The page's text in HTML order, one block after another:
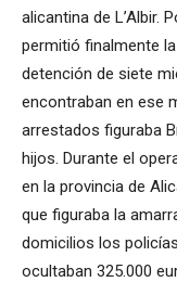
alicantina de L’Albir.
permitió finalmente
detención de siete
encontraban en ese
arrestados figuraba
hijos. Durante el
en la provincia de
que figuraba la
domicilios los
ocultaban 325.000